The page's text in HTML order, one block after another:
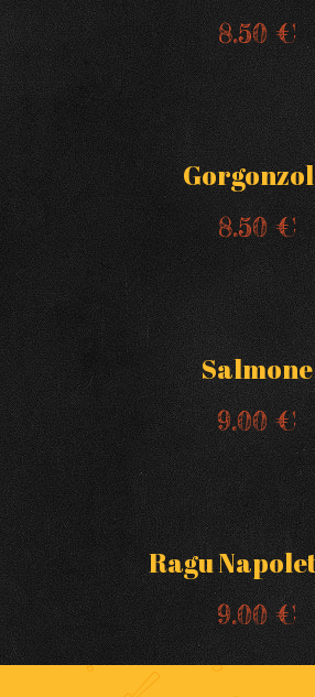
8.50 €
8.50 €
Salmone
9.00 €
Ragu
9.00 €